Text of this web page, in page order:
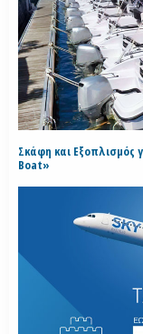
Σκάφη και Εξοπλισμός
Boat»